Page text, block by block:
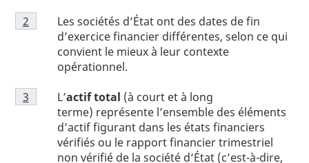
Note
de
1
Les sociétés d’État ont des dates de fin
d’exercice financier différentes, selon ce qui
convient le mieux à leur contexte
opérationnel.
Retour à la référence de la note
2 du tableau 1
Note
de
L’actif total (à court et à long
terme) représente l’ensemble des éléments
d’actif figurant dans les états financiers
vérifiés ou le rapport financier trimestriel
non vérifié de la société d’État (c’est-à-dire,
Retour à la référence de la note
3 du tableau 1